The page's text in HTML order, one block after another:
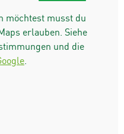
möchtest musst du
erlauben. Siehe
und die
.